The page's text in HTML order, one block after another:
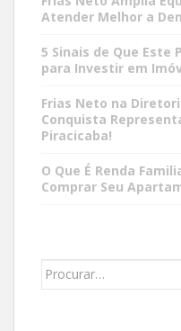
Atender Melhor a
5 Sinais de Que Este
para Investir em
Frias Neto na
Conquista
Piracicaba!
O Que É Renda
Comprar Seu
Search